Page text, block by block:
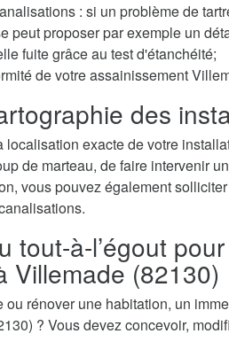
: si un problème de
peut proposer par exemple un
fuite grâce au test d'étanchéité;
de votre assainissement
des
localisation exacte de votre
de marteau, de faire intervenir
vous pouvez également
tout-à-l’égout
Villemade (82130)
ou rénover une habitation, un
? Vous devez concevoir,